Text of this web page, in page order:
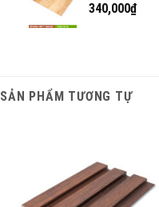
340,000₫
SẢN PHẨM TƯƠNG TỰ